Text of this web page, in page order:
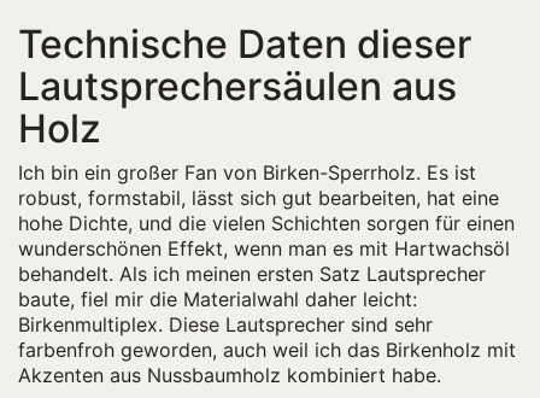
Technische Daten dieser
Lautsprechersäulen aus
Holz
Ich bin ein großer Fan von Birken-Sperrholz. Es ist
robust, formstabil, lässt sich gut bearbeiten, hat eine
hohe Dichte, und die vielen Schichten sorgen für einen
wunderschönen Effekt, wenn man es mit Hartwachsöl
behandelt. Als ich meinen ersten Satz Lautsprecher
baute, fiel mir die Materialwahl daher leicht:
Birkenmultiplex. Diese Lautsprecher sind sehr
farbenfroh geworden, auch weil ich das Birkenholz mit
Akzenten aus Nussbaumholz kombiniert habe.